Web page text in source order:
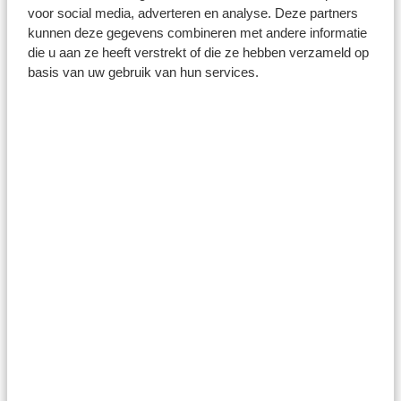
voor social media, adverteren en analyse. Deze partners
kunnen deze gegevens combineren met andere informatie
die u aan ze heeft verstrekt of die ze hebben verzameld op
basis van uw gebruik van hun services.